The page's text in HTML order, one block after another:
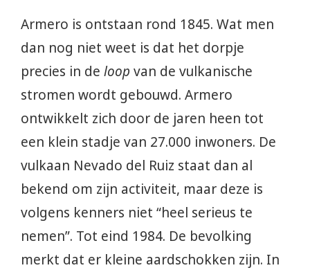
Armero is ontstaan rond 1845. Wat men
dan nog niet weet is dat het dorpje
precies in de loop van de vulkanische
stromen wordt gebouwd. Armero
ontwikkelt zich door de jaren heen tot
een klein stadje van 27.000 inwoners. De
vulkaan Nevado del Ruiz staat dan al
bekend om zijn activiteit, maar deze is
volgens kenners niet “heel serieus te
nemen”. Tot eind 1984. De bevolking
merkt dat er kleine aardschokken zijn. In